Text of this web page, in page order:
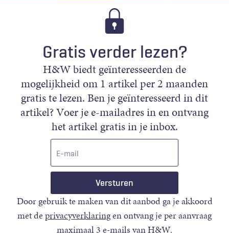
Gratis verder lezen?
H&W biedt geïnteresseerden de
mogelijkheid om 1 artikel per 2 maanden
gratis te lezen. Ben je geïnteresseerd in dit
artikel? Voer je e-mailadres in en ontvang
het artikel gratis in je inbox.
Door gebruik te maken van dit aanbod ga je akkoord
met deprivacyverklaringen ontvang je per aanvraag
maximaal 3 e-mails van H&W.